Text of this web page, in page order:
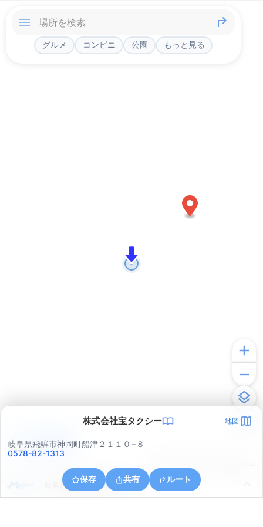
グルメ コンビニ 公園 もっと見る
株式会社宝タクシー 地図
岐阜県飛騨市神岡町船津２１１０−８
0578-82-1313
保存 共有 ルート
岐阜県飛騨市神岡町堀之内
アプリで見る